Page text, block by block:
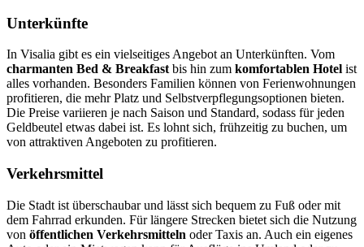
Unterkünfte
In Visalia gibt es ein vielseitiges Angebot an Unterkünften. Vom
charmanten Bed & Breakfastbis hin zum komfortablen Hotel ist
alles vorhanden. Besonders Familien können von Ferienwohnungen
profitieren, die mehr Platz und Selbstverpflegungsoptionen bieten.
Die Preise variieren je nach Saison und Standard, sodass für jeden
Geldbeutel etwas dabei ist. Es lohnt sich, frühzeitig zu buchen, um
von attraktiven Angeboten zu profitieren.
Verkehrsmittel
Die Stadt ist überschaubar und lässt sich bequem zu Fuß oder mit
dem Fahrrad erkunden. Für längere Strecken bietet sich die Nutzung
von öffentlichen Verkehrsmitteln oder Taxis an. Auch ein eigenes